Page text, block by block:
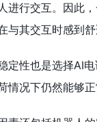
进行交互。因此
与其交互时感到舒
定性也是选择AI
情况下仍然能够